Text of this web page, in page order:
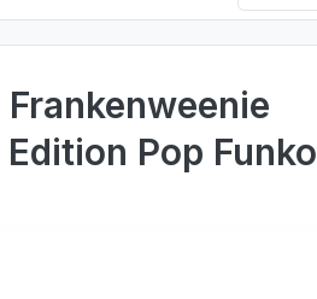
Pop Funko